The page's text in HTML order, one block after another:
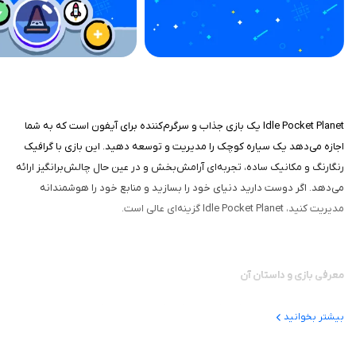
Idle Pocket Planet یک بازی جذاب و سرگرم‌کننده برای آیفون است که به شما
اجازه می‌دهد یک سیاره کوچک را مدیریت و توسعه دهید. این بازی با گرافیک
رنگارنگ و مکانیک ساده، تجربه‌ای آرامش‌بخش و در عین حال چالش‌برانگیز ارائه
می‌دهد. اگر دوست دارید دنیای خود را بسازید و منابع خود را هوشمندانه
مدیریت کنید، Idle Pocket Planet گزینه‌ای عالی است.
معرفی بازی و داستان آن
بیشتر بخوانید